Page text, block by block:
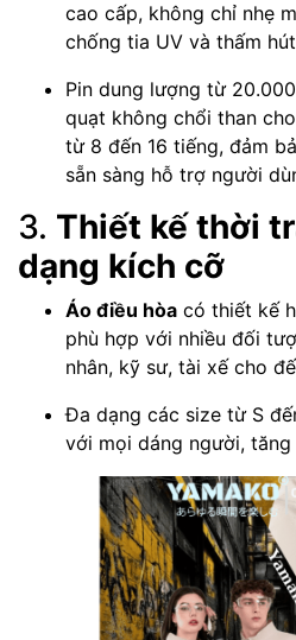
cao cấp, không chỉ nhẹ
chống tia UV và thấm
Pin dung lượng từ
quạt không chổi than
từ 8 đến 16 tiếng, đảm
sẵn sàng hỗ trợ người
3. Thiết kế thời
dạng kích cỡ
Áo điều hòa có thiết kế
phù hợp với nhiều đối
nhân, kỹ sư, tài xế cho
Đa dạng các size từ S
với mọi dáng người,